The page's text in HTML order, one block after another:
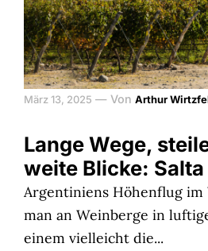
März 13, 2025 — Von Arthur
Lange Wege,
weite Blicke: Salta
Argentiniens Höhenflug im
man an Weinberge in
einem vielleicht die...